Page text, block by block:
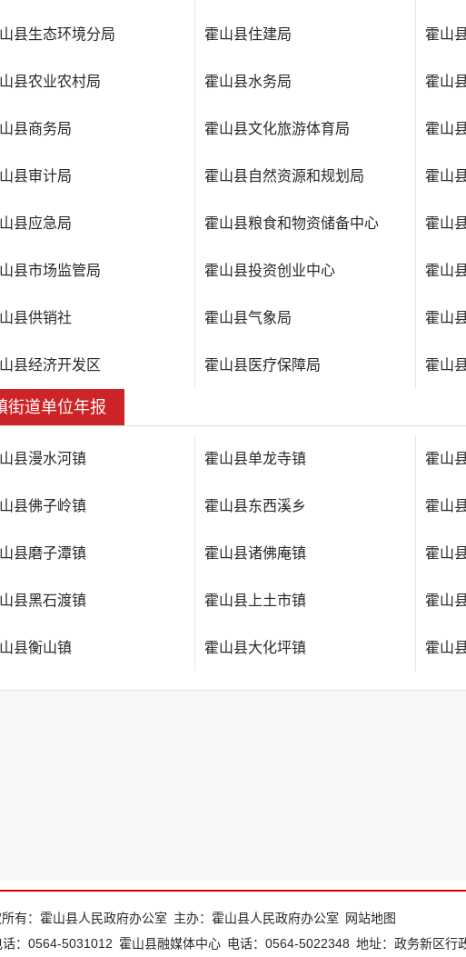
县生态环境分局 霍山县住建局 霍山
县农业农村局 霍山县水务局 霍山
县商务局 霍山县文化旅游体育局 霍山
县审计局 霍山县自然资源和规划局 霍山
县应急局 霍山县粮食和物资储备中心 霍山
县市场监管局 霍山县投资创业中心 霍山
县供销社 霍山县气象局 霍山
县经济开发区 霍山县医疗保障局 霍山
街道单位年报
县漫水河镇 霍山县单龙寺镇 霍山
县佛子岭镇 霍山县东西溪乡 霍山
县磨子潭镇 霍山县诸佛庵镇 霍山
县黑石渡镇 霍山县上土市镇 霍山
县衡山镇 霍山县大化坪镇 霍山
有：霍山县人民政府办公室 主办：霍山县人民政府办公室
网站地图
话：0564-5031012 霍山县融媒体中心 电话：0564-5022348 地址：政务新区行